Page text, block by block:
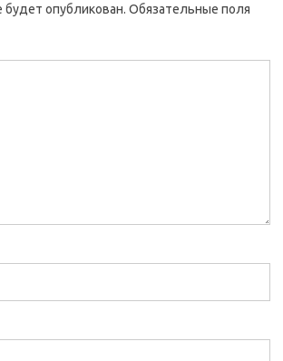
опубликован. Обязательные поля